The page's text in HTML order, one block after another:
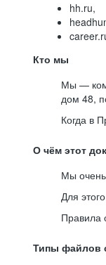
hh.ru,
Кто мы
Мы —
дом 48,
Когда в
О чём этот
Мы
Для
Правила
Типы файлов